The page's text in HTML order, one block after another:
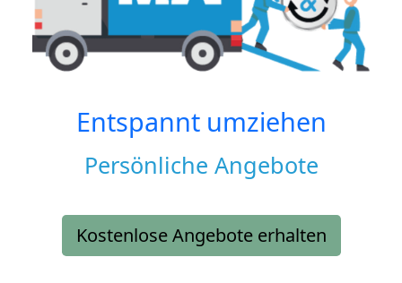
Entspannt umziehen
Persönliche Angebote
Kostenlose Angebote erhalten